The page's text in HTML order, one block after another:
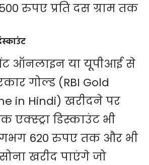
रुपए प्रति दस ग्राम तक
ऑनलाइन या यूपीआई से
गोल्ड (RBI Gold
in Hindi) खरीदने पर
एक्स्ट्रा डिस्काउंट भी
620 रुपए तक और भी
खरीद पाएंगे जो